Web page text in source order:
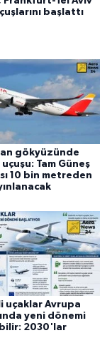
başlattı
gökyüzünde
Tam Güneş
10 bin metreden
uçaklar Avrupa
yeni dönemi
2030'lar